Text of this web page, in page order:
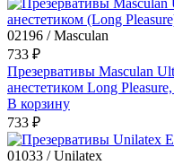
02196 / Masculan
733 ₽
Презервативы Masculan
анестетиком Long
В корзину
733 ₽
01033 / Unilatex